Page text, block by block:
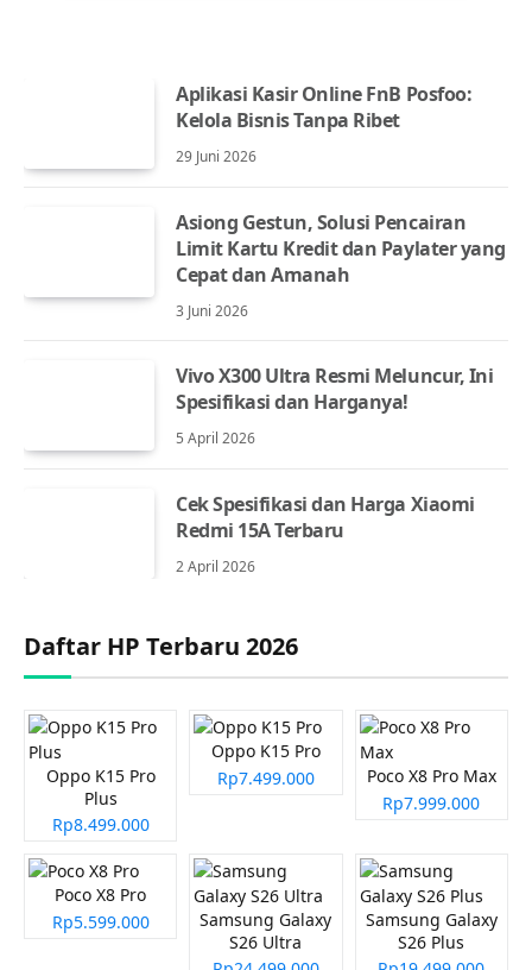
Aplikasi Kasir Online FnB Posfoo:
Kelola Bisnis Tanpa Ribet
29 Juni 2026
Asiong Gestun, Solusi Pencairan
Limit Kartu Kredit dan Paylater yang
Cepat dan Amanah
3 Juni 2026
Vivo X300 Ultra Resmi Meluncur, Ini
Spesifikasi dan Harganya!
5 April 2026
Cek Spesifikasi dan Harga Xiaomi
Redmi 15A Terbaru
2 April 2026
Daftar HP Terbaru 2026
Oppo K15 Pro
Plus
Rp8.499.000
Oppo K15 Pro
Rp7.499.000
Poco X8 Pro Max
Rp7.999.000
Poco X8 Pro
Rp5.599.000
Samsung Galaxy
S26 Ultra
Samsung Galaxy
S26 Plus